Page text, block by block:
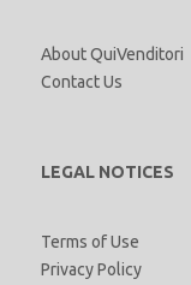
About QuiVenditori
Contact Us
LEGAL NOTICES
Terms of Use
Privacy Policy